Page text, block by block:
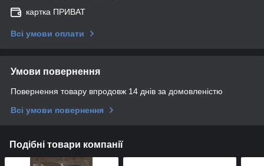
картка ПРИВАТ
Всі умови оплати
Умови повернення
Повернення товару впродовж 14 днів за домовленістю
Всі умови повернення
Подібні товари компанії